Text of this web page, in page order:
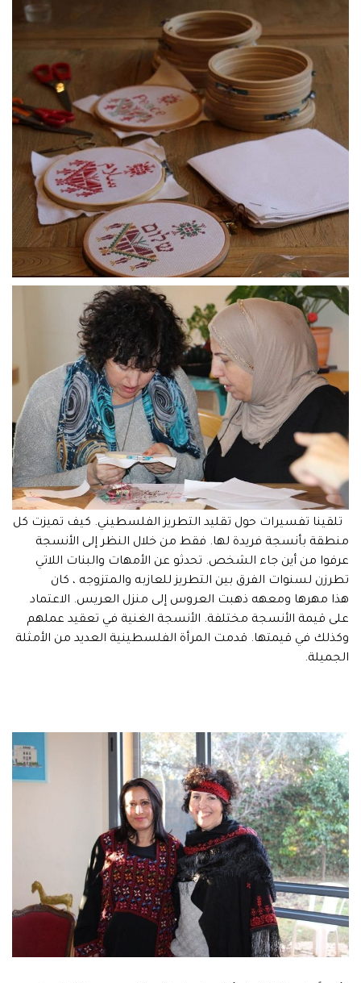
تلقينا تفسيرات حول تقليد التطريز الفلسطيني. كيف تميزت كل
منطقة بأنسجة فريدة لها. فقط من خلال النظر إلى الأنسجة
عرفوا من أين جاء الشخص. تحدثو عن الأمهات والبنات اللاتي
تطرزن لسنوات الفرق بين التطريز للعازبه والمتزوجه ، كان
هذا مهرها ومعهه ذهبت العروس إلى منزل العريس. الاعتماد
على قيمة الأنسجة مختلفة. الأنسجة الغنية في تعقيد عملهم
وكذلك في قيمتها. قدمت المرأة الفلسطينية العديد من الأمثلة
الجميلة.